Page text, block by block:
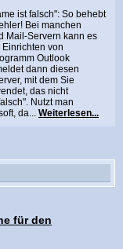
ist falsch": So behebt
Bei manchen
Mail-Servern kann es
von
Outlook
dann diesen
mit dem Sie
das nicht
Nutzt man
da... Weiterlesen...
für den